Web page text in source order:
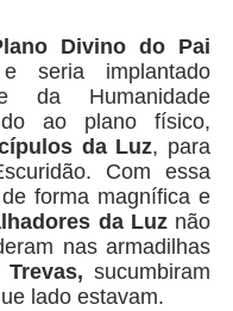
Divino do Pai
seria implantado
da Humanidade
ao plano físico,
da Luz, para
Com essa
forma magnífica e
da Luznão
nas armadilhas
sucumbiram
lado estavam.